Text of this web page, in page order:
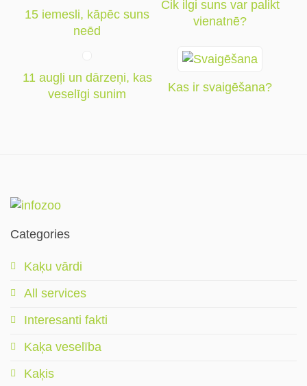
15 iemesli, kāpēc suns
neēd
Cik ilgi suns var palikt
vienatnē?
11 augļi un dārzeņi, kas
veselīgi sunim
Kas ir svaigēšana?
Categories
Kaķu vārdi
All services
Interesanti fakti
Kaķa veselība
Kaķis